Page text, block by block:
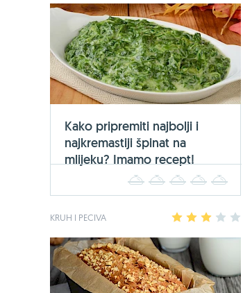
Kako pripremiti najbolji i
najkremastiji špinat na
mlijeku? Imamo recept!
2 3 4
KRUH I PECIVA 2 3 4